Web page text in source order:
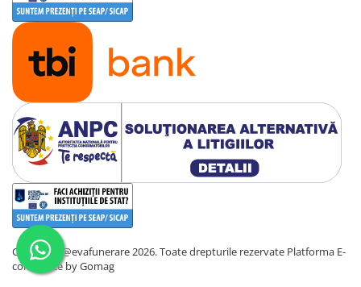
Copyright @evafunerare 2026. Toate drepturile rezervate Platforma E-
commerce by Gomag